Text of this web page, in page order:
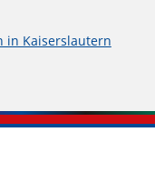
in Kaiserslautern